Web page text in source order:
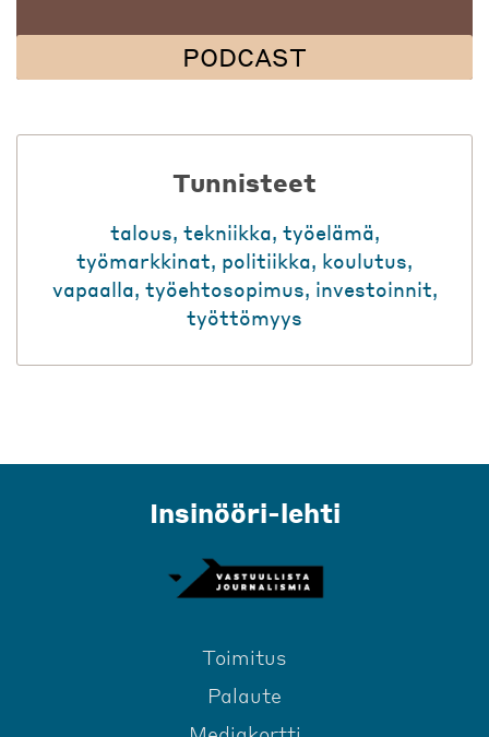
PODCAST
Tunnisteet
talous, tekniikka, työelämä,
työmarkkinat, politiikka, koulutus,
vapaalla, työehtosopimus, investoinnit,
työttömyys
Insinööri-lehti
Toimitus
Palaute